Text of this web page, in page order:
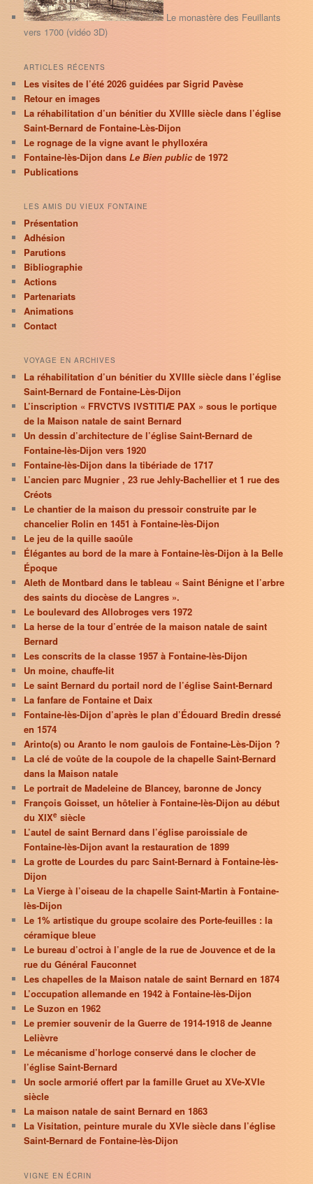
Le monastère des Feuillants
vers 1700 (vidéo 3D)
ARTICLES RÉCENTS
Les visites de l’été 2026 guidées par Sigrid Pavèse
Retour en images
La réhabilitation d’un bénitier du XVIIIe siècle dans l’église
Saint-Bernard de Fontaine-Lès-Dijon
Le rognage de la vigne avant le phylloxéra
Fontaine-lès-Dijon dansLe Bien publicde 1972
Publications
LES AMIS DU VIEUX FONTAINE
Présentation
Adhésion
Parutions
Bibliographie
Actions
Partenariats
Animations
Contact
VOYAGE EN ARCHIVES
La réhabilitation d’un bénitier du XVIIIe siècle dans l’église
Saint-Bernard de Fontaine-Lès-Dijon
L’inscription « FRVCTVS IVSTITIÆ PAX » sous le portique
de la Maison natale de saint Bernard
Un dessin d’architecture de l’église Saint-Bernard de
Fontaine-lès-Dijon vers 1920
Fontaine-lès-Dijon dans la tibériade de 1717
L’ancien parc Mugnier , 23 rue Jehly-Bachellier et 1 rue des
Créots
Le chantier de la maison du pressoir construite par le
chancelier Rolin en 1451 à Fontaine-lès-Dijon
Le jeu de la quille saoûle
Élégantes au bord de la mare à Fontaine-lès-Dijon à la Belle
Époque
Aleth de Montbard dans le tableau « Saint Bénigne et l’arbre
des saints du diocèse de Langres ».
Le boulevard des Allobroges vers 1972
La herse de la tour d’entrée de la maison natale de saint
Bernard
Les conscrits de la classe 1957 à Fontaine-lès-Dijon
Un moine, chauffe-lit
Le saint Bernard du portail nord de l’église Saint-Bernard
La fanfare de Fontaine et Daix
Fontaine-lès-Dijon d’après le plan d’Édouard Bredin dressé
en 1574
Arinto(s) ou Aranto le nom gaulois de Fontaine-Lès-Dijon ?
La clé de voûte de la coupole de la chapelle Saint-Bernard
dans la Maison natale
Le portrait de Madeleine de Blancey, baronne de Joncy
François Goisset, un hôtelier à Fontaine-lès-Dijon au début
du XIXe siècle
L’autel de saint Bernard dans l’église paroissiale de
Fontaine-lès-Dijon avant la restauration de 1899
La grotte de Lourdes du parc Saint-Bernard à Fontaine-lès-
Dijon
La Vierge à l’oiseau de la chapelle Saint-Martin à Fontaine-
lès-Dijon
Le 1% artistique du groupe scolaire des Porte-feuilles : la
céramique bleue
Le bureau d’octroi à l’angle de la rue de Jouvence et de la
rue du Général Fauconnet
Les chapelles de la Maison natale de saint Bernard en 1874
L’occupation allemande en 1942 à Fontaine-lès-Dijon
Le Suzon en 1962
Le premier souvenir de la Guerre de 1914-1918 de Jeanne
Lelièvre
Le mécanisme d’horloge conservé dans le clocher de
l’église Saint-Bernard
Un socle armorié offert par la famille Gruet au XVe-XVIe
siècle
La maison natale de saint Bernard en 1863
La Visitation, peinture murale du XVIe siècle dans l’église
Saint-Bernard de Fontaine-lès-Dijon
VIGNE EN ÉCRIN